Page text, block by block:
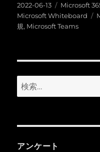
投
稿
日:
2022-06-13
カ
テ
ゴ
Microsoft
Microsoft Whiteboard
規, Microsoft Teams
検
索:
アンケート